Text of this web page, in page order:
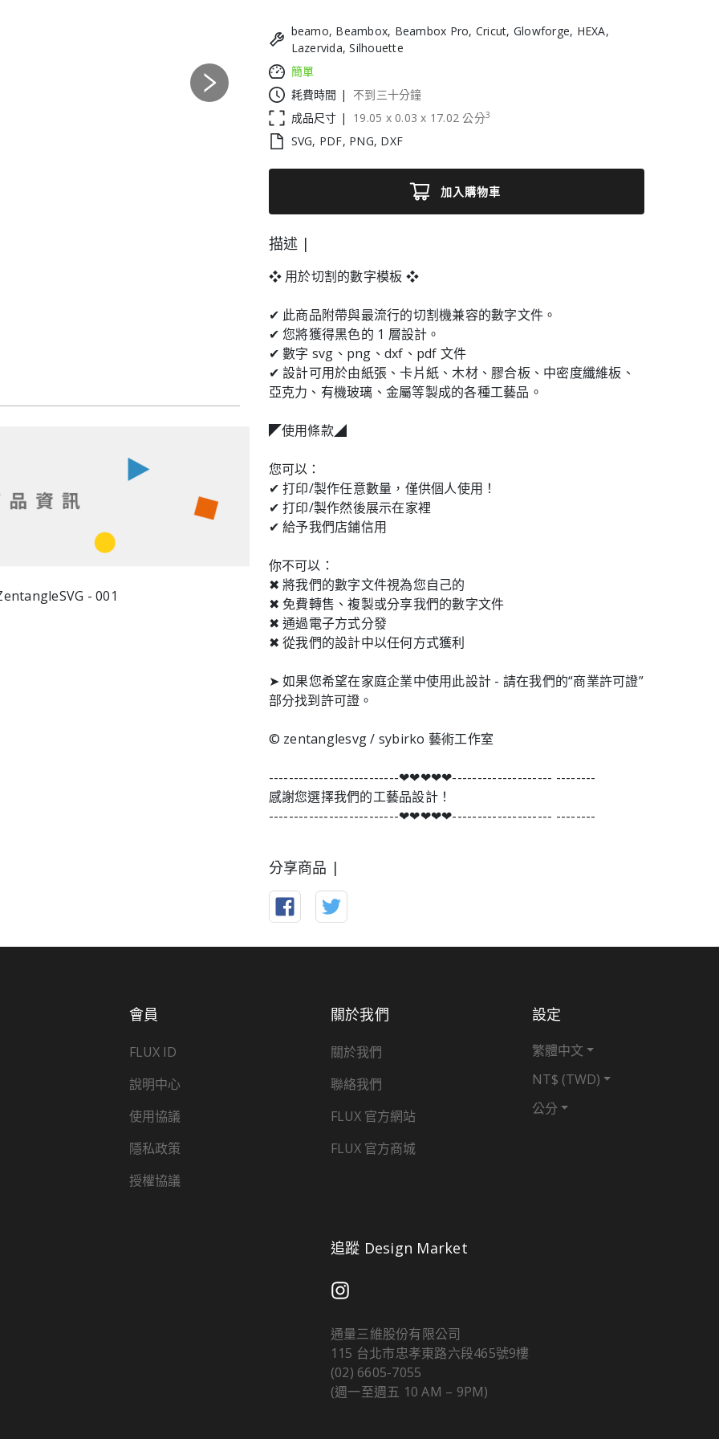
Next
beamo, Beambox, Beambox Pro, Cricut, Glowforge, HEXA,
Lazervida, Silhouette
簡單
耗費時間 |
不到三十分鐘
成品尺寸 |
19.05 x 0.03 x 17.02 公分3
SVG, PDF, PNG, DXF
加入購物車
描述 |
❖ 用於切割的數字模板 ❖
✔ 此商品附帶與最流行的切割機兼容的數字文件。
✔ 您將獲得黑色的 1 層設計。
✔ 數字 svg、png、dxf、pdf 文件
✔ 設計可用於由紙張、卡片紙、木材、膠合板、中密度纖維板、
亞克力、有機玻璃、金屬等製成的各種工藝品。
◤使用條款◢
您可以：
✔ 打印/製作任意數量，僅供個人使用！
✔ 打印/製作然後展示在家裡
✔ 給予我們店鋪信用
你不可以：
✖ 將我們的數字文件視為您自己的
✖ 免費轉售、複製或分享我們的數字文件
✖ 通過電子方式分發
✖ 從我們的設計中以任何方式獲利
➤ 如果您希望在家庭企業中使用此設計 - 請在我們的“商業許可證”
部分找到許可證。
© zentanglesvg / sybirko 藝術工作室
--------------------------❤︎❤︎❤︎❤︎❤︎-------------------- --------
感謝您選擇我們的工藝品設計！
--------------------------❤︎❤︎❤︎❤︎❤︎-------------------- --------
分享商品 |
會員
FLUX ID
說明中心
使用協議
隱私政策
授權協議
關於我們
關於我們
聯絡我們
FLUX 官方網站
FLUX 官方商城
設定
繁體中文
NT$ (TWD)
公分
追蹤 Design Market
通量三維股份有限公司
115 台北市忠孝東路六段465號9樓
(02) 6605-7055
(週一至週五 10 AM – 9PM)